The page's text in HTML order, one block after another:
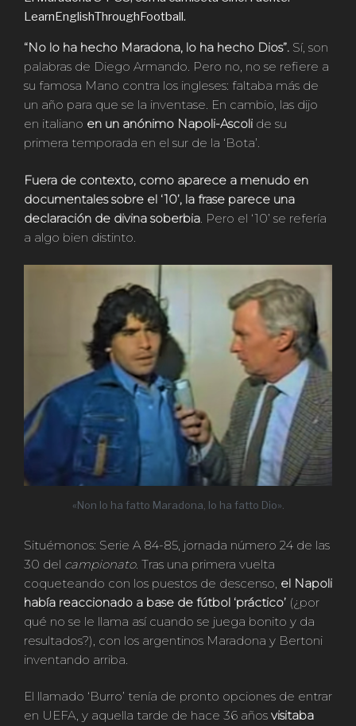
LearnEnglishThroughFootball.
“No lo ha hecho Maradona, lo ha hecho Dios”. Sí, son
palabras de Diego Armando. Pero no, no se refiere a
su famosa Mano contra los ingleses: faltaba más de
un año para que se la inventase. En cambio, las dijo
en italiano en un anónimo Napoli-Ascoli de su
primera temporada en el sur de la ‘Bota’.
Fuera de contexto, como aparece a menudo en
documentales sobre el ‘10’, la frase parece una
declaración de divina soberbia . Pero el ‘10’ se refería
a algo bien distinto.
«Non lo ha fatto Maradona, lo ha fatto Dio».
Situémonos: Serie A 84-85, jornada número 24 de las
30 del campionato. Tras una primera vuelta
coqueteando con los puestos de descenso, el Napoli
había reaccionado a base de fútbol ‘práctico’ (¿por
qué no se le llama así cuando se juega bonito y da
resultados?), con los argentinos Maradona y Bertoni
inventando arriba.
El llamado ‘Burro’ tenía de pronto opciones de entrar
en UEFA, y aquella tarde de hace 36 años visitaba